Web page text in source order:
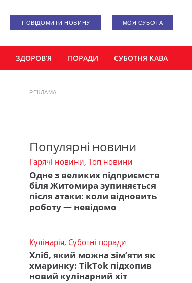
ПОВІДОМИТИ НОВИНУ МОЯ СУБОТА
ЗДОРОВ’Я ПОРАДИ СУБОТНЯ КАВА
РЕКЛАМА
Популярні новини
Гарячі новини, Топ новини
Одне з великих підприємств
біля Житомира зупиняється
після атаки: коли відновить
роботу — невідомо
Кулінарія, Суботні поради
Хліб, який можна зім’яти як
хмаринку: TikTok підхопив
новий кулінарний хіт